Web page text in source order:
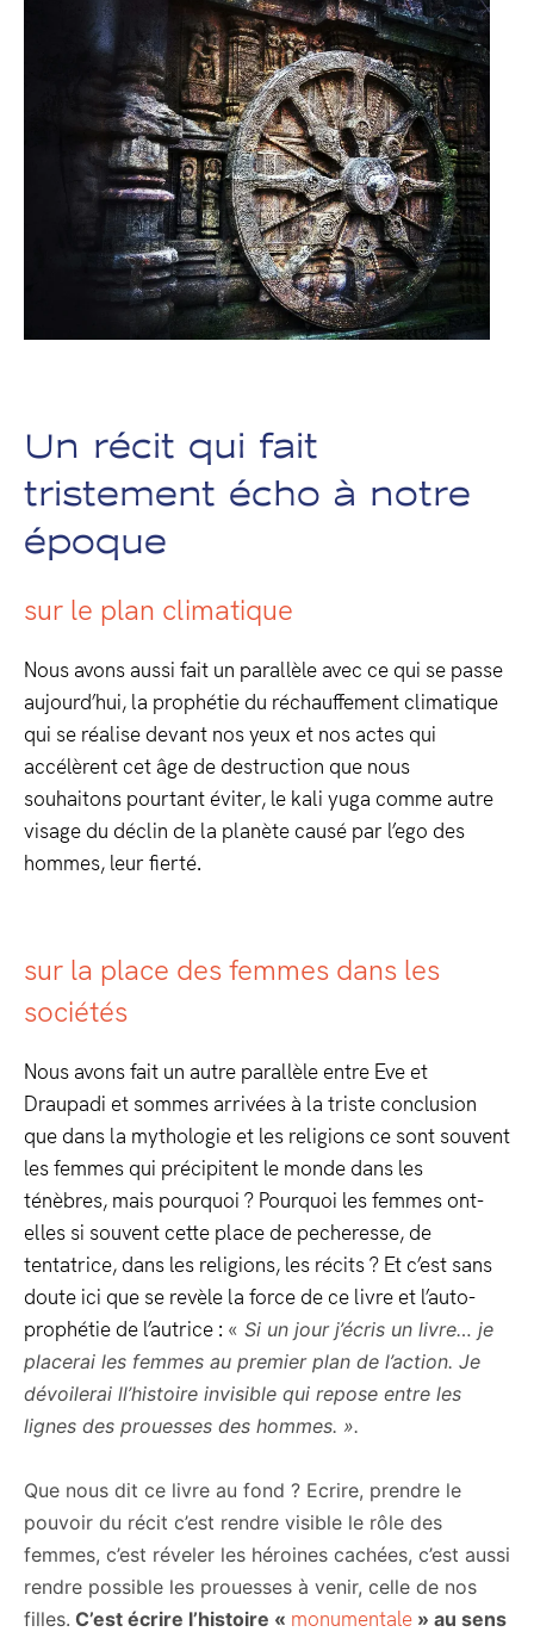
Un récit qui fait
tristement écho à notre
époque
sur le plan climatique
Nous avons aussi fait un parallèle avec ce qui se passe
aujourd’hui, la prophétie du réchauffement climatique
qui se réalise devant nos yeux et nos actes qui
accélèrent cet âge de destruction que nous
souhaitons pourtant éviter, le kali yuga comme autre
visage du déclin de la planète causé par l’ego des
hommes, leur fierté.
sur la place des femmes dans les
sociétés
Nous avons fait un autre parallèle entre Eve et
Draupadi et sommes arrivées à la triste conclusion
que dans la mythologie et les religions ce sont souvent
les femmes qui précipitent le monde dans les
ténèbres, mais pourquoi ? Pourquoi les femmes ont-
elles si souvent cette place de pecheresse, de
tentatrice, dans les religions, les récits ? Et c’est sans
doute ici que se revèle la force de ce livre et l’auto-
prophétie de l’autrice : « Si un jour j’écris un livre… je
placerai les femmes au premier plan de l’action. Je
dévoilerai ll’histoire invisible qui repose entre les
lignes des prouesses des hommes. ».
Que nous dit ce livre au fond ? Ecrire, prendre le
pouvoir du récit c’est rendre visible le rôle des
femmes, c’est réveler les héroines cachées, c’est aussi
rendre possible les prouesses à venir, celle de nos
filles. C’est écrire l’histoire « monumentale » au sens